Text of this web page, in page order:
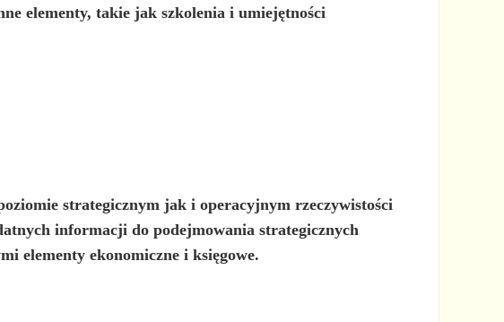
elementy, takie jak szkolenia i umiejętności
strategicznym jak i operacyjnym rzeczywistości
informacji do podejmowania strategicznych
elementy ekonomiczne i księgowe.